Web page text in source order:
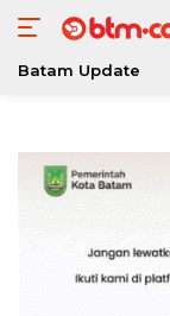
konten
Batam Update